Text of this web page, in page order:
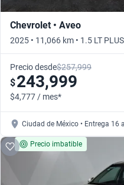
Chevrolet • Aveo
2025 • 11,066 km • 1.5 LT
Precio desde$257,999
$243,999
$4,777 / mes*
Ciudad de México • Entrega 16
Precio imbatible